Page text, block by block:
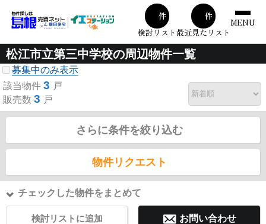
00件
検討リスト
00件
最近見たリスト
MENU
松江市立第三中学校の周辺物件一覧
募集中のみ表示
該当物件 3 戸
販売数 3 戸
さらに条件を絞り込む
物件リクエスト
チェックした物件をまとめて
検討リストに追加 お問い合わせ